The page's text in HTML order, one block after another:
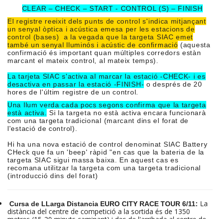
CLEAR – CHECK – START - CONTROL (S) – FINISH
El registre reeixit dels punts de control s'indica mitjançant
un senyal òptica i acústica emesa per les estacions de
control (bases) a la vegada que la targeta SIAC emet
també un senyal lluminós i acústic de confirmació (aquesta
confirmació és important quan múltiples corredors estàn
marcant el mateix control, al mateix temps).
La tarjeta SIAC s'activa al marcar la estació -CHECK- i es
desactiva en passar la estació -FINISH- o després de 20
hores de l'últim registre de un control.
Una llum verda cada pocs segons confirma que la targeta
està activa.
Si la targeta no està activa encara funcionarà
com una targeta tradicional (marcant dins el forat de
l'estació de control).
Hi ha una nova estació de control denominat SIAC Battery
CHeck que fa un 'beep' ràpid "en cas que la bateria de la
targeta SIAC sigui massa baixa. En aquest cas es
recomana utilitzar la targeta com una targeta tradicional
(introducció dins del forat)
Cursa de LLarga Distancia EURO CITY RACE TOUR 6/11: La
distància del centre de competició a la sortida és de 1350